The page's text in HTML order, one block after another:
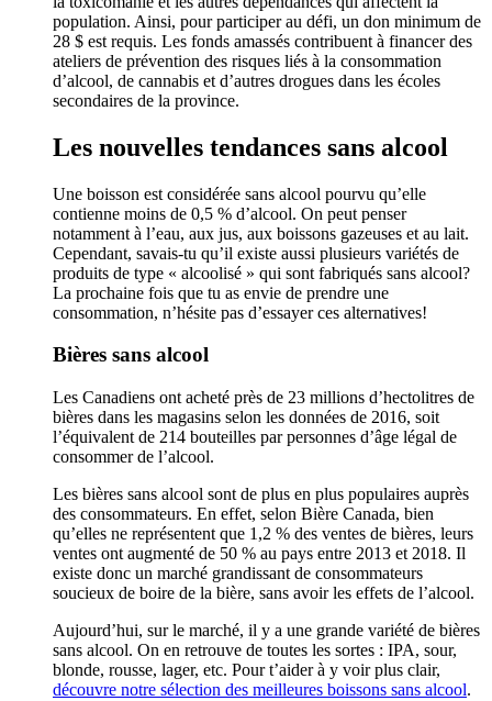
population. Ainsi, pour participer au défi, un don minimum de
28 $ est requis. Les fonds amassés contribuent à financer des
ateliers de prévention des risques liés à la consommation
d’alcool, de cannabis et d’autres drogues dans les écoles
secondaires de la province.
Les nouvelles tendances sans alcool
Une boisson est considérée sans alcool pourvu qu’elle
contienne moins de 0,5 % d’alcool. On peut penser
notamment à l’eau, aux jus, aux boissons gazeuses et au lait.
Cependant, savais-tu qu’il existe aussi plusieurs variétés de
produits de type « alcoolisé » qui sont fabriqués sans alcool?
La prochaine fois que tu as envie de prendre une
consommation, n’hésite pas d’essayer ces alternatives!
Bières sans alcool
Les Canadiens ont acheté près de 23 millions d’hectolitres de
bières dans les magasins selon les données de 2016, soit
l’équivalent de 214 bouteilles par personnes d’âge légal de
consommer de l’alcool.
Les bières sans alcool sont de plus en plus populaires auprès
des consommateurs. En effet, selon Bière Canada, bien
qu’elles ne représentent que 1,2 % des ventes de bières, leurs
ventes ont augmenté de 50 % au pays entre 2013 et 2018. Il
existe donc un marché grandissant de consommateurs
soucieux de boire de la bière, sans avoir les effets de l’alcool.
Aujourd’hui, sur le marché, il y a une grande variété de bières
sans alcool. On en retrouve de toutes les sortes : IPA, sour,
blonde, rousse, lager, etc. Pour t’aider à y voir plus clair,
découvre notre sélection des meilleures boissons sans alcool.